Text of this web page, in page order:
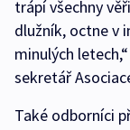
trápí všechny
dlužník, octne v
minulých
sekretář
Také odborníci